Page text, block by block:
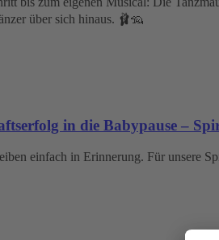
über sich hinaus. 🩰🦡
in die Babypause –
einfach in Erinnerung. Für unsere